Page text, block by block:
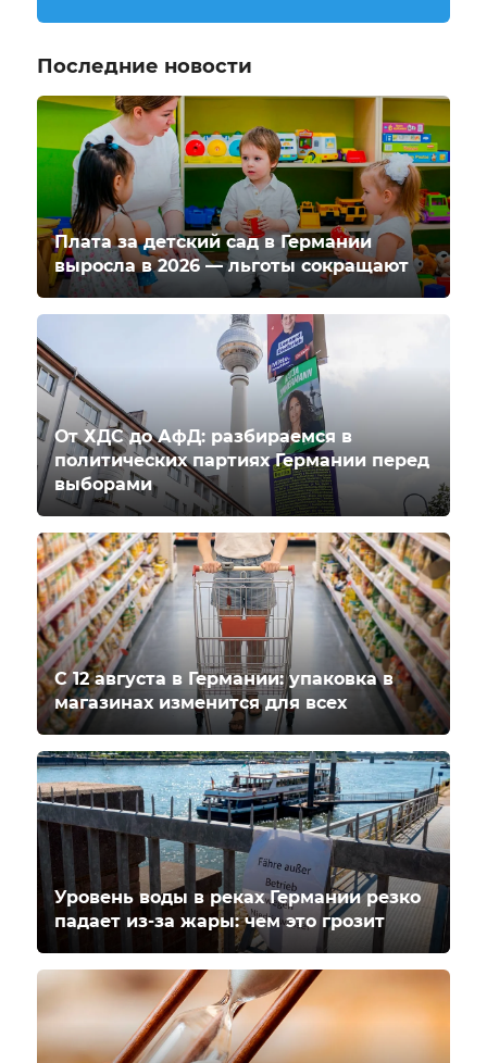
Последние новости
Плата за детский сад в Германии
выросла в 2026 — льготы сокращают
От ХДС до АфД: разбираемся в
политических партиях Германии перед
выборами
С 12 августа в Германии: упаковка в
магазинах изменится для всех
Уровень воды в реках Германии резко
падает из-за жары: чем это грозит